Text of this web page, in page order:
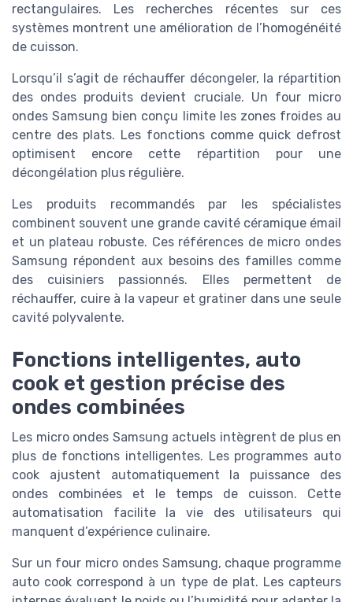
rectangulaires. Les recherches récentes sur ces
systèmes montrent une amélioration de l’homogénéité
de cuisson.
Lorsqu’il s’agit de réchauffer décongeler, la répartition
des ondes produits devient cruciale. Un four micro
ondes Samsung bien conçu limite les zones froides au
centre des plats. Les fonctions comme quick defrost
optimisent encore cette répartition pour une
décongélation plus régulière.
Les produits recommandés par les spécialistes
combinent souvent une grande cavité céramique émail
et un plateau robuste. Ces références de micro ondes
Samsung répondent aux besoins des familles comme
des cuisiniers passionnés. Elles permettent de
réchauffer, cuire à la vapeur et gratiner dans une seule
cavité polyvalente.
Fonctions intelligentes, auto
cook et gestion précise des
ondes combinées
Les micro ondes Samsung actuels intègrent de plus en
plus de fonctions intelligentes. Les programmes auto
cook ajustent automatiquement la puissance des
ondes combinées et le temps de cuisson. Cette
automatisation facilite la vie des utilisateurs qui
manquent d’expérience culinaire.
Sur un four micro ondes Samsung, chaque programme
auto cook correspond à un type de plat. Les capteurs